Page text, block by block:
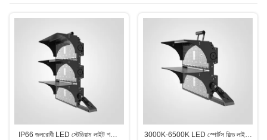
IP66 জলরোধী LED স্টেডিয়াম লাইট শক্তি
3000K-6500K LED স্পোর্টস ফিল্ড লাইটিং